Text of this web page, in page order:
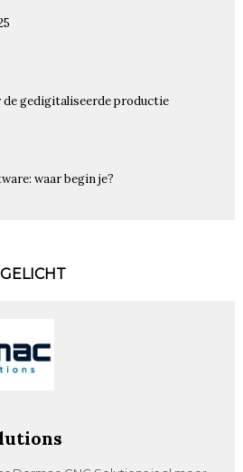
de gedigitaliseerde productie
waar begin je?